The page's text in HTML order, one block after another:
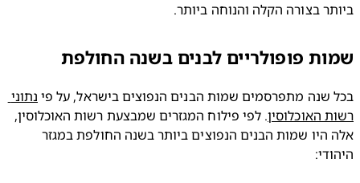
בצורה הקלה והנוחה ביותר.
פופולריים לבנים בשנה החולפת
שנה מתפרסמים שמות הבנים הנפוצים בישראל, על פי
נתוני
האוכלוסין
. לפי פילוח המגזרים שמבצעת רשות האוכלוסין,
אלה היו שמות הבנים הנפוצים ביותר בשנה החולפת במגזר